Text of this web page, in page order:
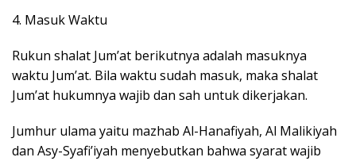
4. Masuk Waktu
Rukun shalat Jum’at berikutnya adalah masuknya
waktu Jum’at. Bila waktu sudah masuk, maka shalat
Jum’at hukumnya wajib dan sah untuk dikerjakan.
Jumhur ulama yaitu mazhab Al-Hanafiyah, Al Malikiyah
dan Asy-Syafi’iyah menyebutkan bahwa syarat wajib